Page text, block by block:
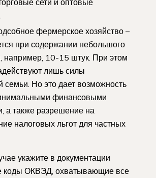
фермерское хозяйство –
при содержании небольшого
например, 10-15 штук. При этом
лишь силы
семьи. Но это дает возможность
финансовыми
а также разрешение на
налоговых льгот для частных
укажите в документации
коды ОКВЭД, охватывающие все